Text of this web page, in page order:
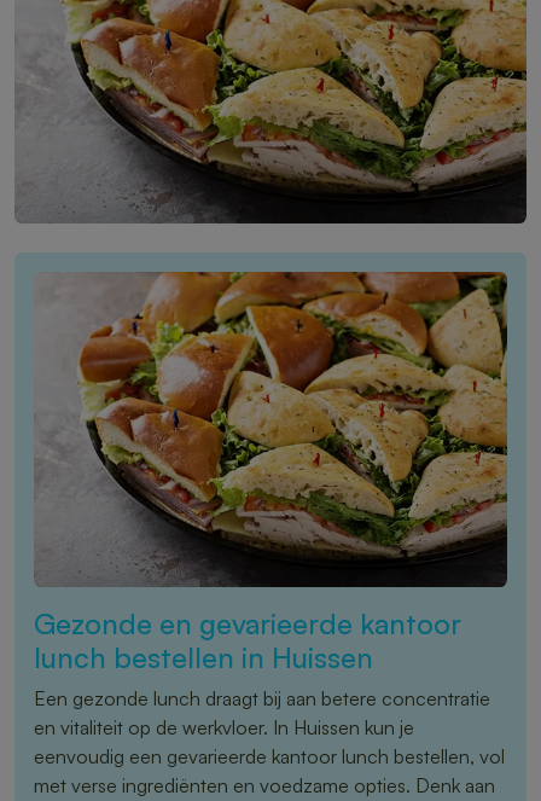
Gezonde en gevarieerde kantoor
lunch bestellen in Huissen
Een gezonde lunch draagt bij aan betere concentratie
en vitaliteit op de werkvloer. In Huissen kun je
eenvoudig een gevarieerde kantoor lunch bestellen, vol
met verse ingrediënten en voedzame opties. Denk aan